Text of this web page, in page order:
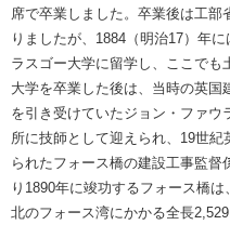
席で卒業しました。卒業後は工
りましたが、1884（明治17）年
ラスゴー大学に留学し、ここでも
大学を卒業した後は、当時の英国
を引き受けていたジョン・ファ
所に技師として迎えられ、19世
られたフォース橋の建設工事監督
り1890年に竣功するフォース橋
北のフォース湾にかかる全長